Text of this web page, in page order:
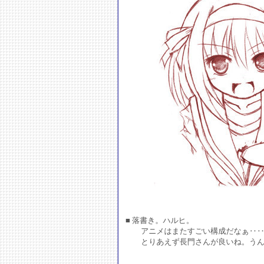
■ 落書き。ハルヒ。
アニメはまたすごい構成だなぁ‥‥
とりあえず長門さんが良いね。うん